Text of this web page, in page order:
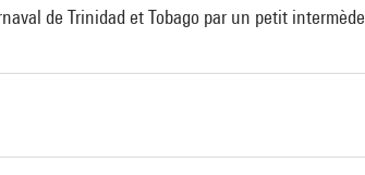
de Trinidad et Tobago par un petit intermède